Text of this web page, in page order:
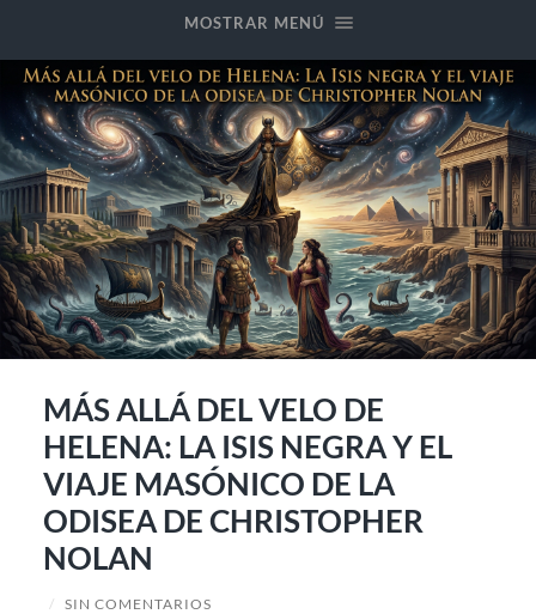
MOSTRAR MENÚ
MÁS ALLÁ DEL VELO DE
HELENA: LA ISIS NEGRA Y EL
VIAJE MASÓNICO DE LA
ODISEA DE CHRISTOPHER
NOLAN
/ SIN COMENTARIOS